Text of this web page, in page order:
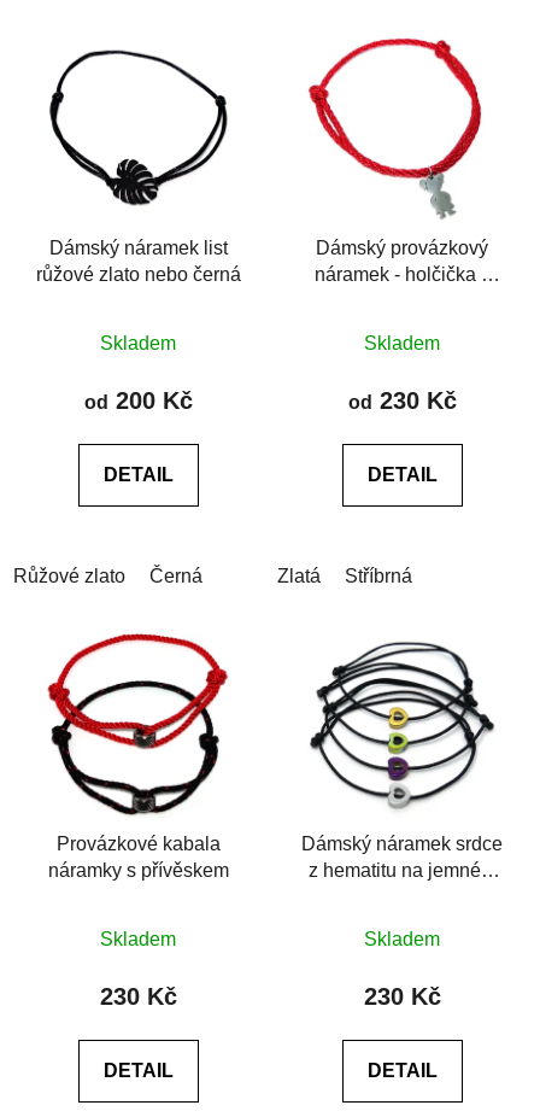
Dámský náramek list
růžové zlato nebo černá
hodnocení
produktu
z
Skladem
od 200 Kč
DETAIL
Růžové zlato Černá
Dámský provázkový
náramek - holčička z
hodnocení
produktu
z
Skladem
od 230 Kč
DETAIL
Zlatá Stříbrná
Provázkové kabala
náramky s přívěskem
Skladem
230 Kč
DETAIL
Dámský náramek srdce
z hematitu na jemném
hodnocení
produktu
z
Skladem
230 Kč
DETAIL